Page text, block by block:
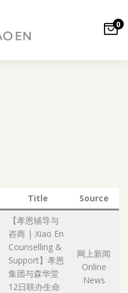
0
Title Source
【孝恩辅导与
咨商 | Xiao En
Counselling &
Support】孝恩
集团与森华堂
12日联办生命
网上新闻
Online
News